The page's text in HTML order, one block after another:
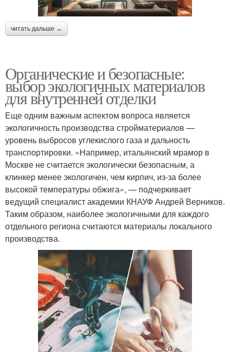
читать дальше →
Органические и безопасные:
выбор экологичных материалов
для внутренней отделки
Еще одним важным аспектом вопроса является
экологичность производства стройматериалов —
уровень выбросов углекислого газа и дальность
транспортировки. «Например, итальянский мрамор в
Москве не считается экологически безопасным, а
клинкер менее экологичен, чем кирпич, из-за более
высокой температуры обжига», — подчеркивает
ведущий специалист академии КНАУФ Андрей Верников.
Таким образом, наиболее экологичными для каждого
отдельного региона считаются материалы локального
производства.